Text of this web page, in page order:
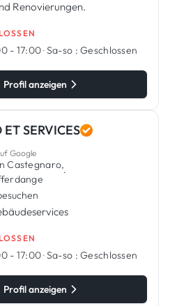
Renovierungen.
- 17:00·Sa-so : Geschlossen
Profil anzeigen
SERVICES
Google
Castegnaro,
·
- 17:00·Sa-so : Geschlossen
Profil anzeigen